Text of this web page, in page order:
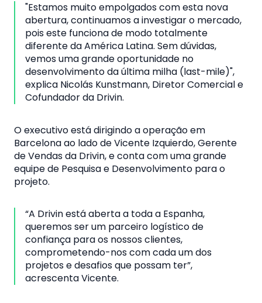
"Estamos muito empolgados com esta nova
abertura, continuamos a investigar o mercado,
pois este funciona de modo totalmente
diferente da América Latina. Sem dúvidas,
vemos uma grande oportunidade no
desenvolvimento da última milha (last-mile)",
explica Nicolás Kunstmann, Diretor Comercial e
Cofundador da Drivin.
O executivo está dirigindo a operação em
Barcelona ao lado de Vicente Izquierdo, Gerente
de Vendas da Drivin, e conta com uma grande
equipe de Pesquisa e Desenvolvimento para o
projeto.
“A Drivin está aberta a toda a Espanha,
queremos ser um parceiro logístico de
confiança para os nossos clientes,
comprometendo-nos com cada um dos
projetos e desafios que possam ter”,
acrescenta Vicente.